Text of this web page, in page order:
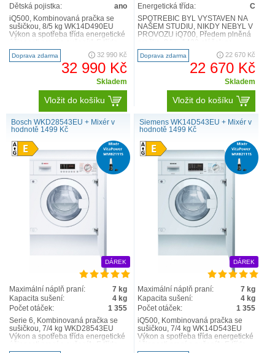
Dětská pojistka:
ano
iQ500, Kombinovaná pračka se
sušičkou, 8/5 kg WK14D490EU
Výkon a spotřeba třída energetické
energetické..
Doprava zdarma 32 990 Kč
32 990 Kč
Skladem
Vložit do košíku
Energetická třída:
C
SPOTŘEBIČ BYL VYSTAVEN NA
NAŠEM STUDIU, NIKDY NEBYL V
PROVOZU iQ700, Předem plněná
minutu WI14W542EU Výkon a
spotř..
Doprava zdarma 22 670 Kč
22 670 Kč
Skladem
Vložit do košíku
Bosch WKD28543EU + Mixér v
hodnotě 1499 Kč
DÁREK
Maximální náplň praní:
7 kg
Kapacita sušení:
4 kg
Počet otáček:
1 355
Serie 6, Kombinovaná pračka se
sušičkou, 7/4 kg WKD28543EU
Výkon a spotřeba třída energetické
Siemens WK14D543EU + Mixér v
hodnotě 1499 Kč
DÁREK
Maximální náplň praní:
7 kg
Kapacita sušení:
4 kg
Počet otáček:
1 355
iQ500, Kombinovaná pračka se
sušičkou, 7/4 kg WK14D543EU
Výkon a spotřeba třída energetické